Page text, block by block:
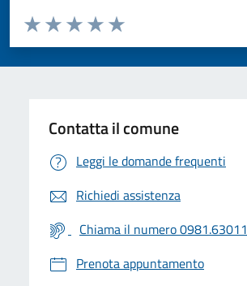
Valuta da 1 a 5 stelle la pagina
Valuta 5 stelle su 5
Valuta 4 stelle su 5
Valuta 3 stelle su 5
Valuta 2 stelle su 5
Valuta 1 stelle su 5
Contatta il comune
Leggi le domande frequenti
Richiedi assistenza
Chiama il numero 0981.63011
Prenota appuntamento